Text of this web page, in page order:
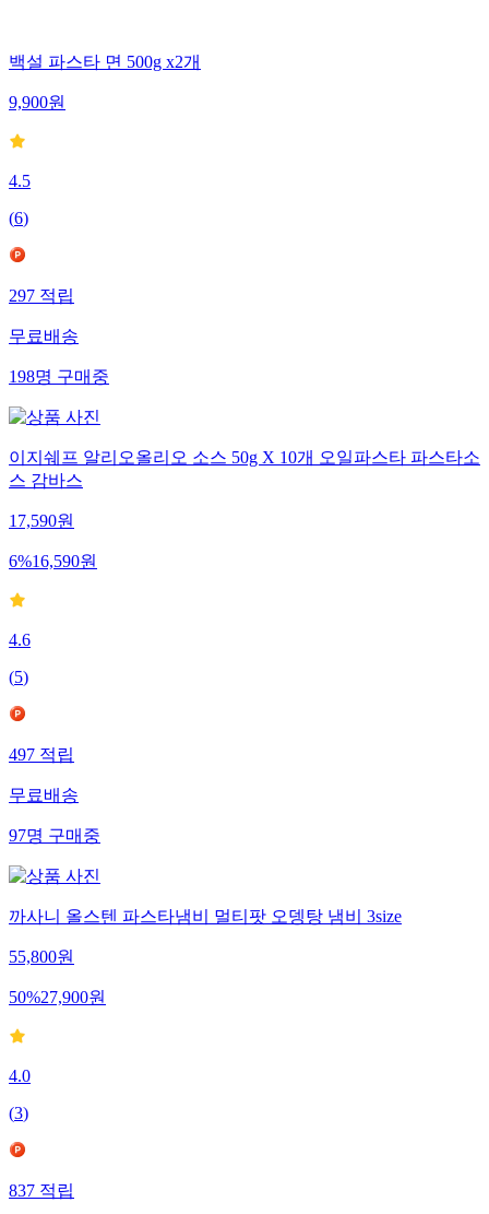
백설 파스타 면 500g x2개
9,900원
4.5
(6)
297적립
무료배송
198명구매중
이지쉐프 알리오올리오 소스 50g X 10개 오일파스타 파스타소
스 감바스
17,590원
6%16,590원
4.6
(5)
497적립
무료배송
97명구매중
까사니 올스텐 파스타냄비 멀티팟 오뎅탕 냄비 3size
55,800원
50%27,900원
4.0
(3)
837적립